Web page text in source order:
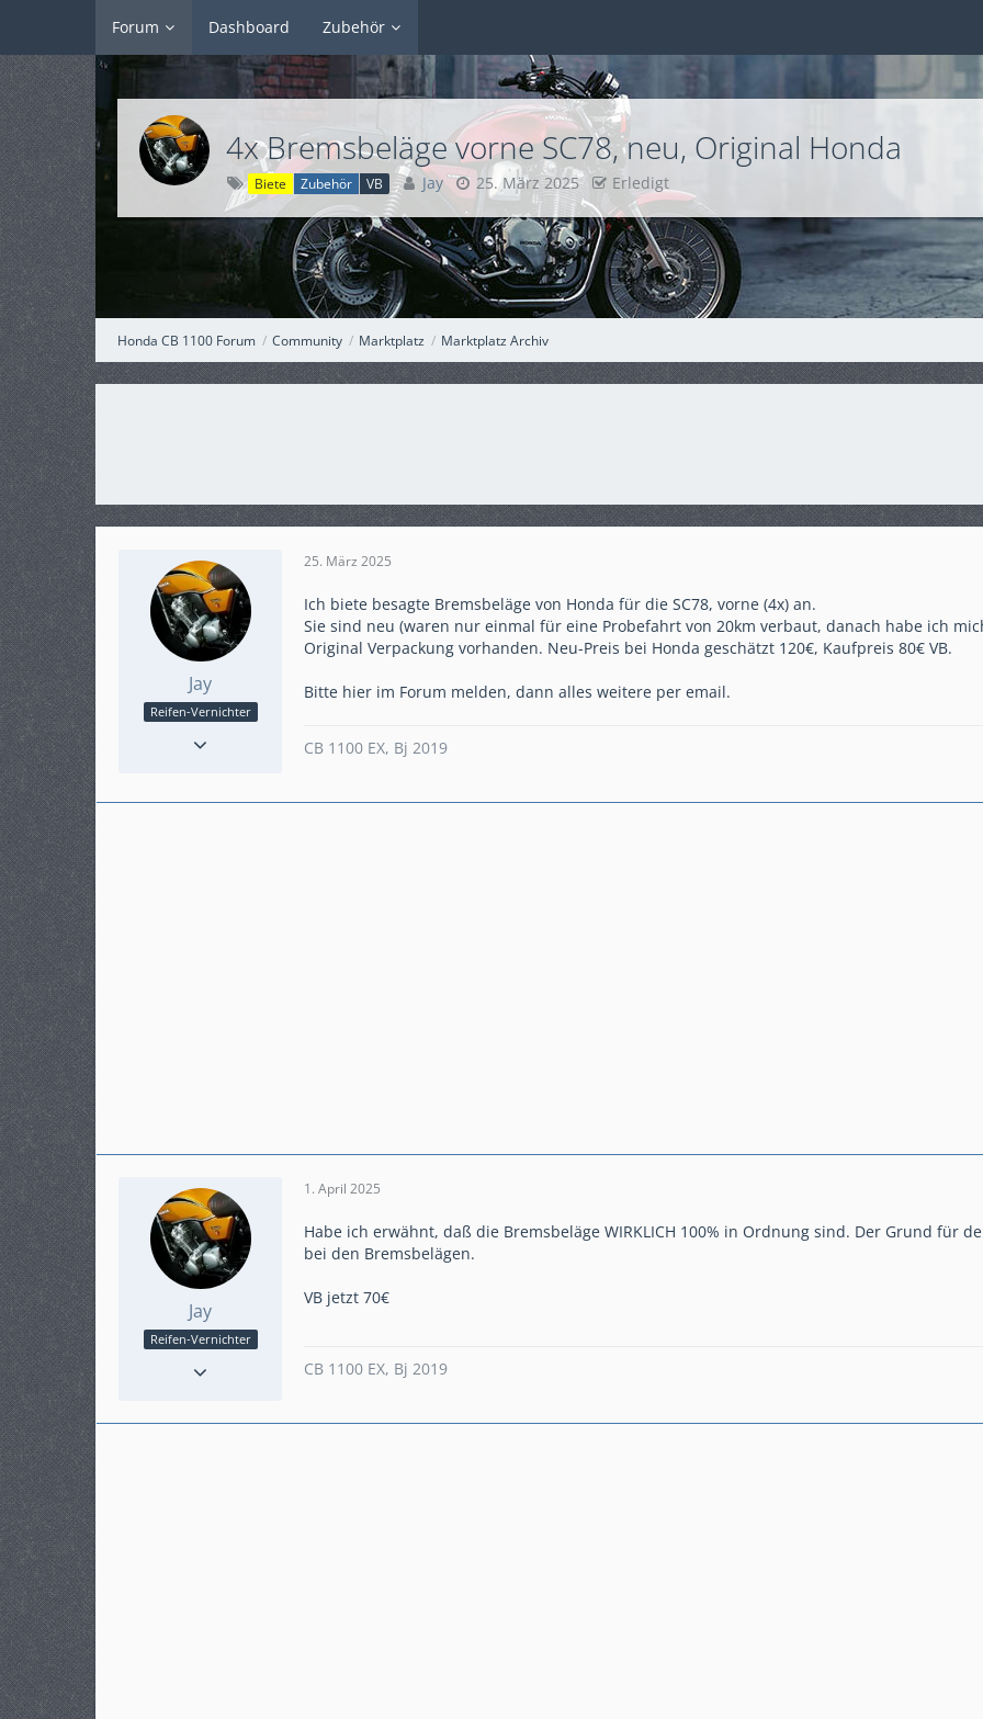
Forum Dashboard Zubehör
Honda CB 1100 Forum Community Marktplatz Marktplatz Archiv
4x Bremsbeläge vorne SC78, neu, Original Honda
Biete Zubehör VB Jay 25. März 2025 Erledigt
Jay
Reifen-Vernichter
Karteneintrag
nein
25. März 2025
Ich biete besagte Bremsbeläge von Honda für die SC78, vorne (4x) an.
Sie sind neu (waren nur einmal für eine Probefahrt von 20km verbaut, danach habe ich
Original Verpackung vorhanden. Neu-Preis bei Honda geschätzt 120€, Kaufpreis 80€ VB.
Bitte hier im Forum melden, dann alles weitere per email.
CB 1100 EX, Bj 2019
Jay
Reifen-Vernichter
1. April 2025
Habe ich erwähnt, daß die Bremsbeläge WIRKLICH 100% in Ordnung sind. Der Grund für
bei den Bremsbelägen.
VB jetzt 70€
CB 1100 EX, Bj 2019